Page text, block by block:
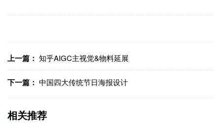
上一篇： 知乎AIGC主视觉&物料延展
下一篇： 中国四大传统节日海报设计
相关推荐